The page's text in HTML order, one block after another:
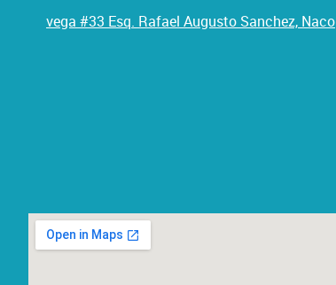
vega #33 Esq. Rafael Augusto Sanchez, Naco